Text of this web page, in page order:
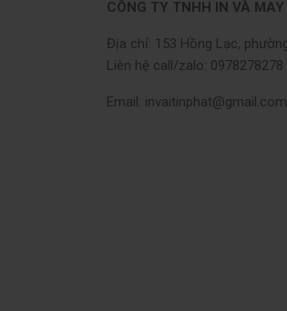
CÔNG TY TNHH IN VÀ
Địa chỉ: 153 Hồng Lạc,
Liên hệ call/zalo: 0978278278
Email: invaitinphat@gmail.com